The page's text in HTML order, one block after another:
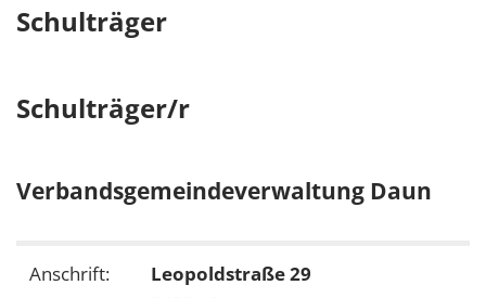
Schulträger
Schulträger/r
Verbandsgemeindeverwaltung Daun
Anschrift:
Leopoldstraße 29